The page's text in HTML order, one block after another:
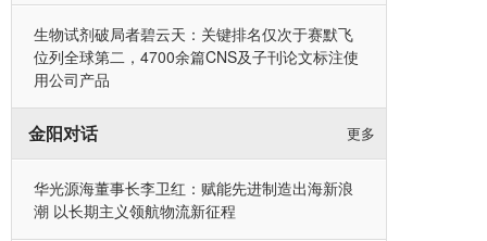
生物试剂破局者碧云天：关键排名仅次于赛默飞
位列全球第二，4700余篇CNS及子刊论文标注使
用公司产品
金阳对话 更多
华光源海董事长李卫红：赋能先进制造出海新浪
潮 以长期主义领航物流新征程